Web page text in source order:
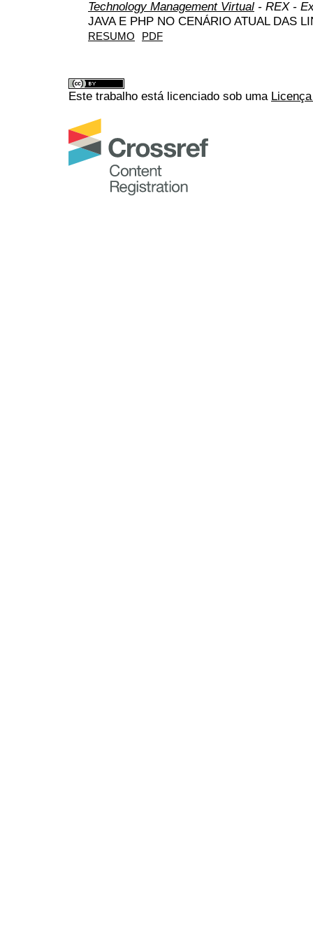
Technology Management Virtual - REX -
JAVA E PHP NO CENÁRIO ATUAL DAS
RESUMO PDF
Este trabalho está licenciado sob uma